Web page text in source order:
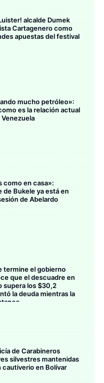
alcalde Dumek
Cartagenero como
apuestas del festival
mucho petróleo»:
es la relación actual
como en casa»:
Bukele ya está en
de Abelardo
termine el gobierno
que el descuadre en
supera los $30,2
la deuda mientras la
de Carabineros
silvestres mantenidas
cautiverio en Bolívar